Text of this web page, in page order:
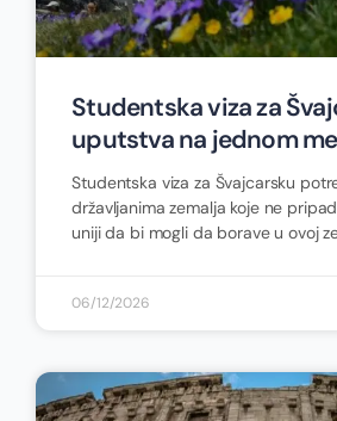
Studentska viza za
uputstva na jednom
Studentska viza za Švajcarsku
državljanima zemalja koje ne
uniji da bi mogli da borave u ovoj
06/12/2026